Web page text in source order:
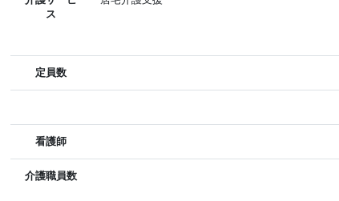
ス
定員数
看護師
介護職員数